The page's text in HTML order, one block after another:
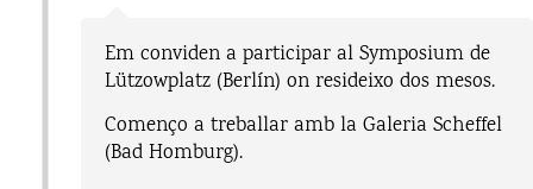
Em conviden a participar al Symposium de
Lützowplatz (Berlín) on resideixo dos mesos.
Començo a treballar amb la Galeria Scheffel
(Bad Homburg).